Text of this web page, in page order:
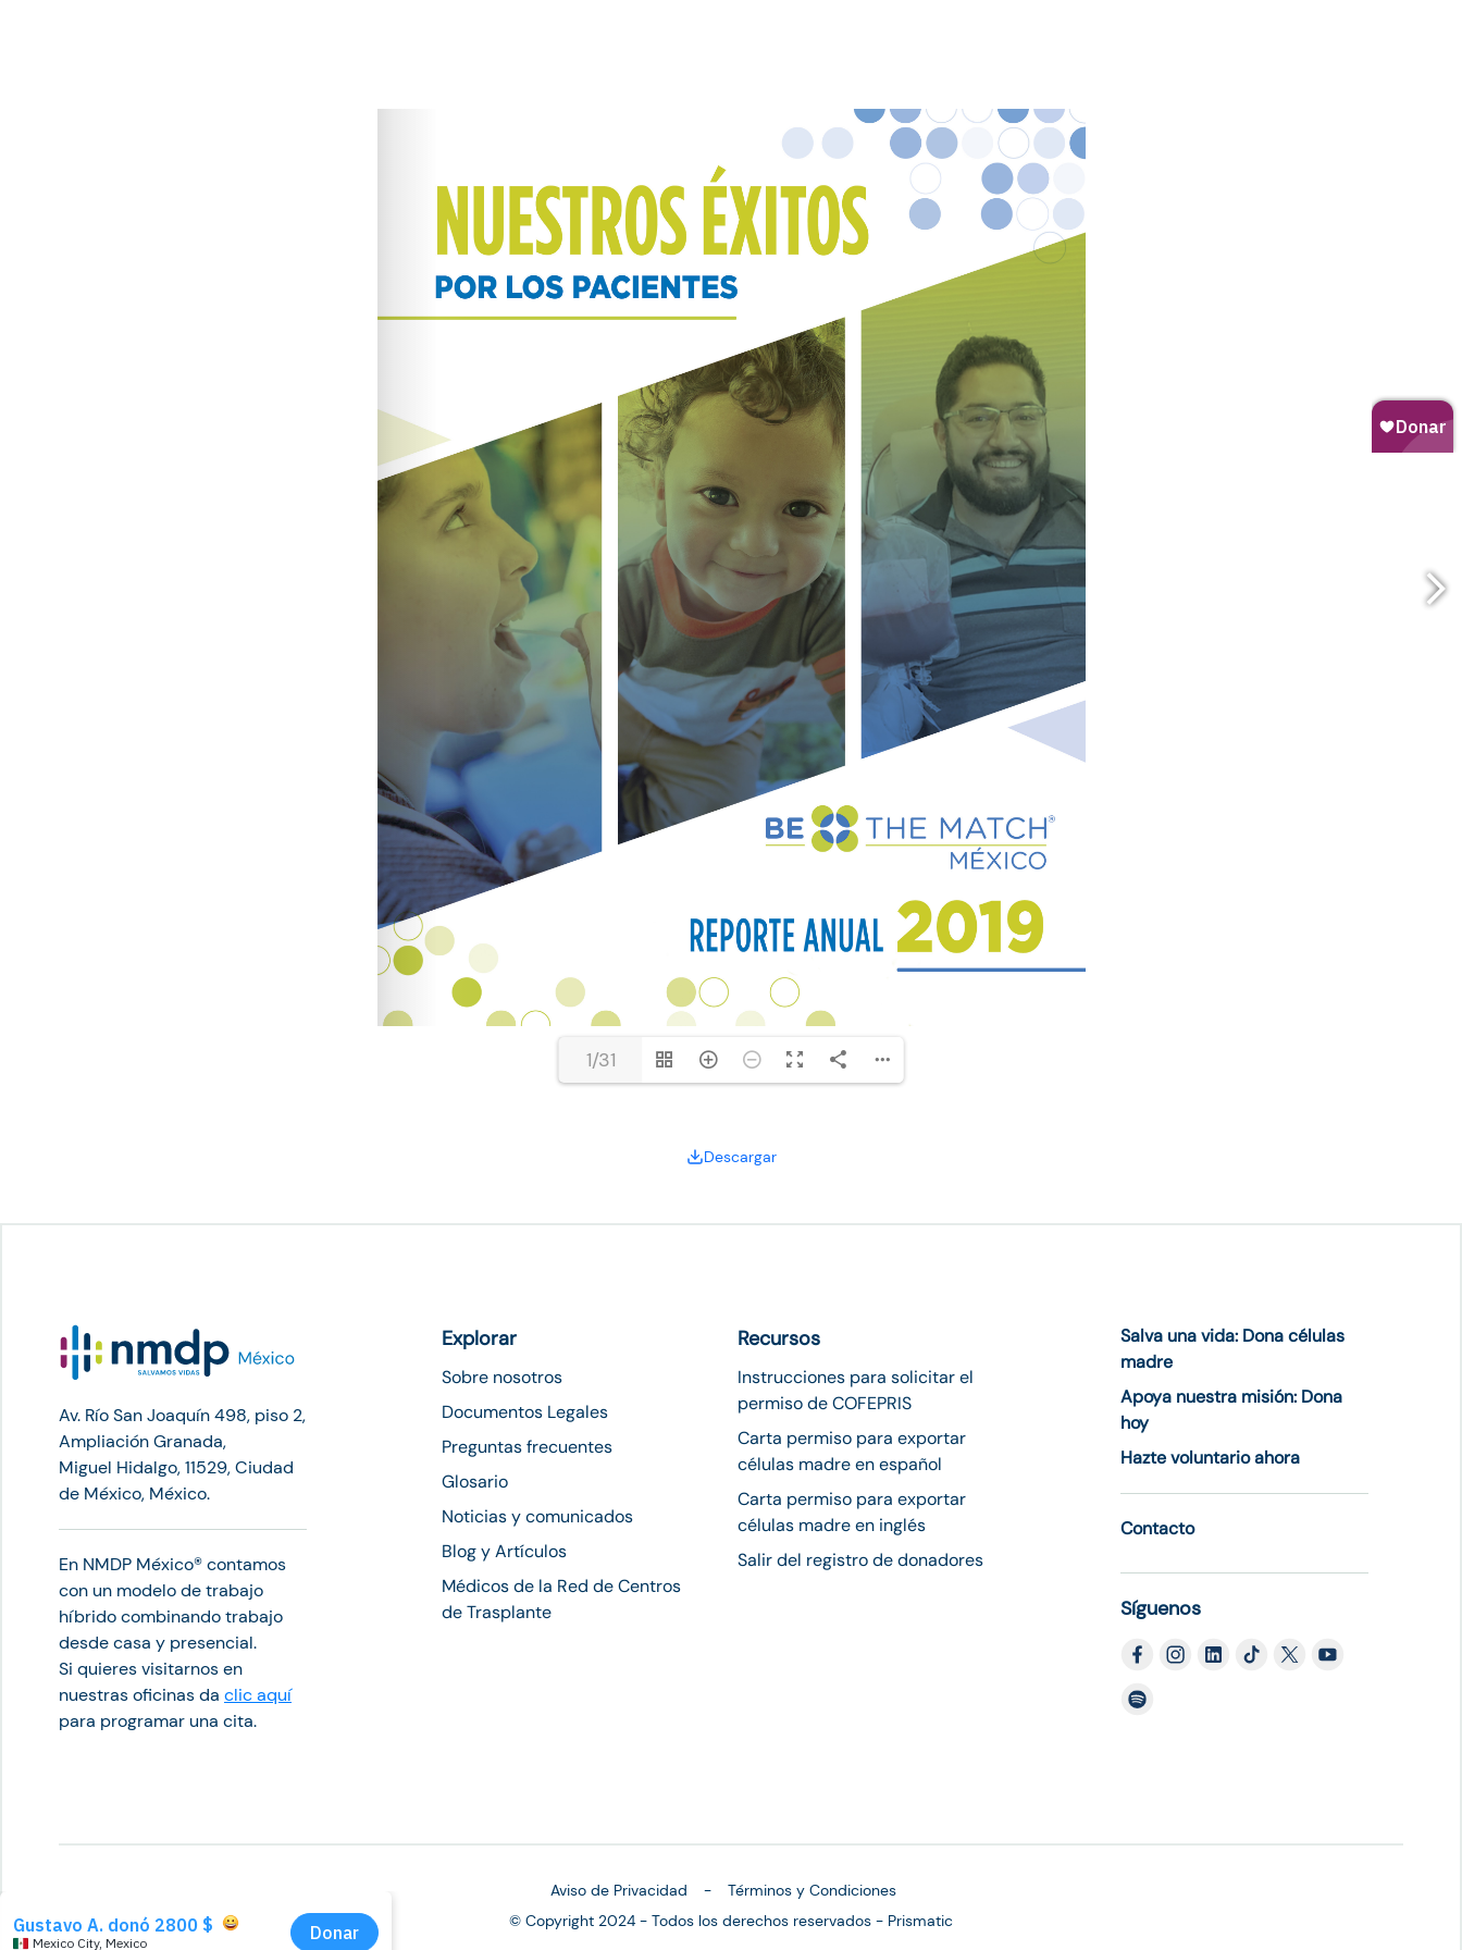
1/31
Descargar
Av. Río San Joaquín 498, piso 2,
Ampliación Granada,
Miguel Hidalgo, 11529, Ciudad
de México, México.
En NMDP México®︎ contamos
con un modelo de trabajo
híbrido combinando trabajo
desde casa y presencial.
Si quieres visitarnos en
nuestras oficinas da clic aquí
para programar una cita.
Explorar
Sobre nosotros
Documentos Legales
Preguntas frecuentes
Glosario
Noticias y comunicados
Blog y Artículos
Médicos de la Red de Centros
de Trasplante
Recursos
Instrucciones para solicitar el
permiso de COFEPRIS
Carta permiso para exportar
células madre en español
Carta permiso para exportar
células madre en inglés
Salir del registro de donadores
Salva una vida: Dona células
madre
Apoya nuestra misión: Dona
hoy
Hazte voluntario ahora
Contacto
Síguenos
Aviso de Privacidad
Términos y Condiciones
© Copyright 2024 - Todos los derechos reservados - Prismatic